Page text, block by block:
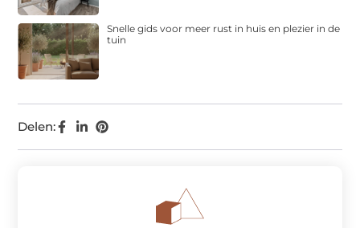
Delen:
Snelle gids voor meer rust in huis en plezier in de
tuin